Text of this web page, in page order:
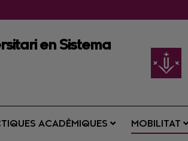
en Sistema
ACADÈMIQUES MOBILITAT